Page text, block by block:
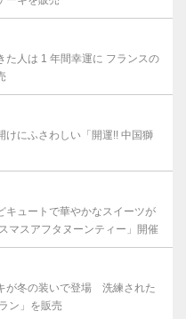
た人は 1 年間幸運に フランスの
けにふさわしい「開運!! 中国獅
キュートで華やかなスイーツが
スアフタヌーンティー」開催
が冬の装いで登場 洗練された
ン」を販売